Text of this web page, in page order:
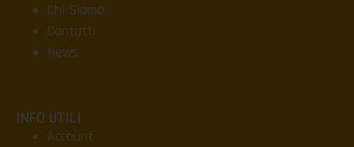
Chi Siamo
Contatti
News
INFO UTILI
Account